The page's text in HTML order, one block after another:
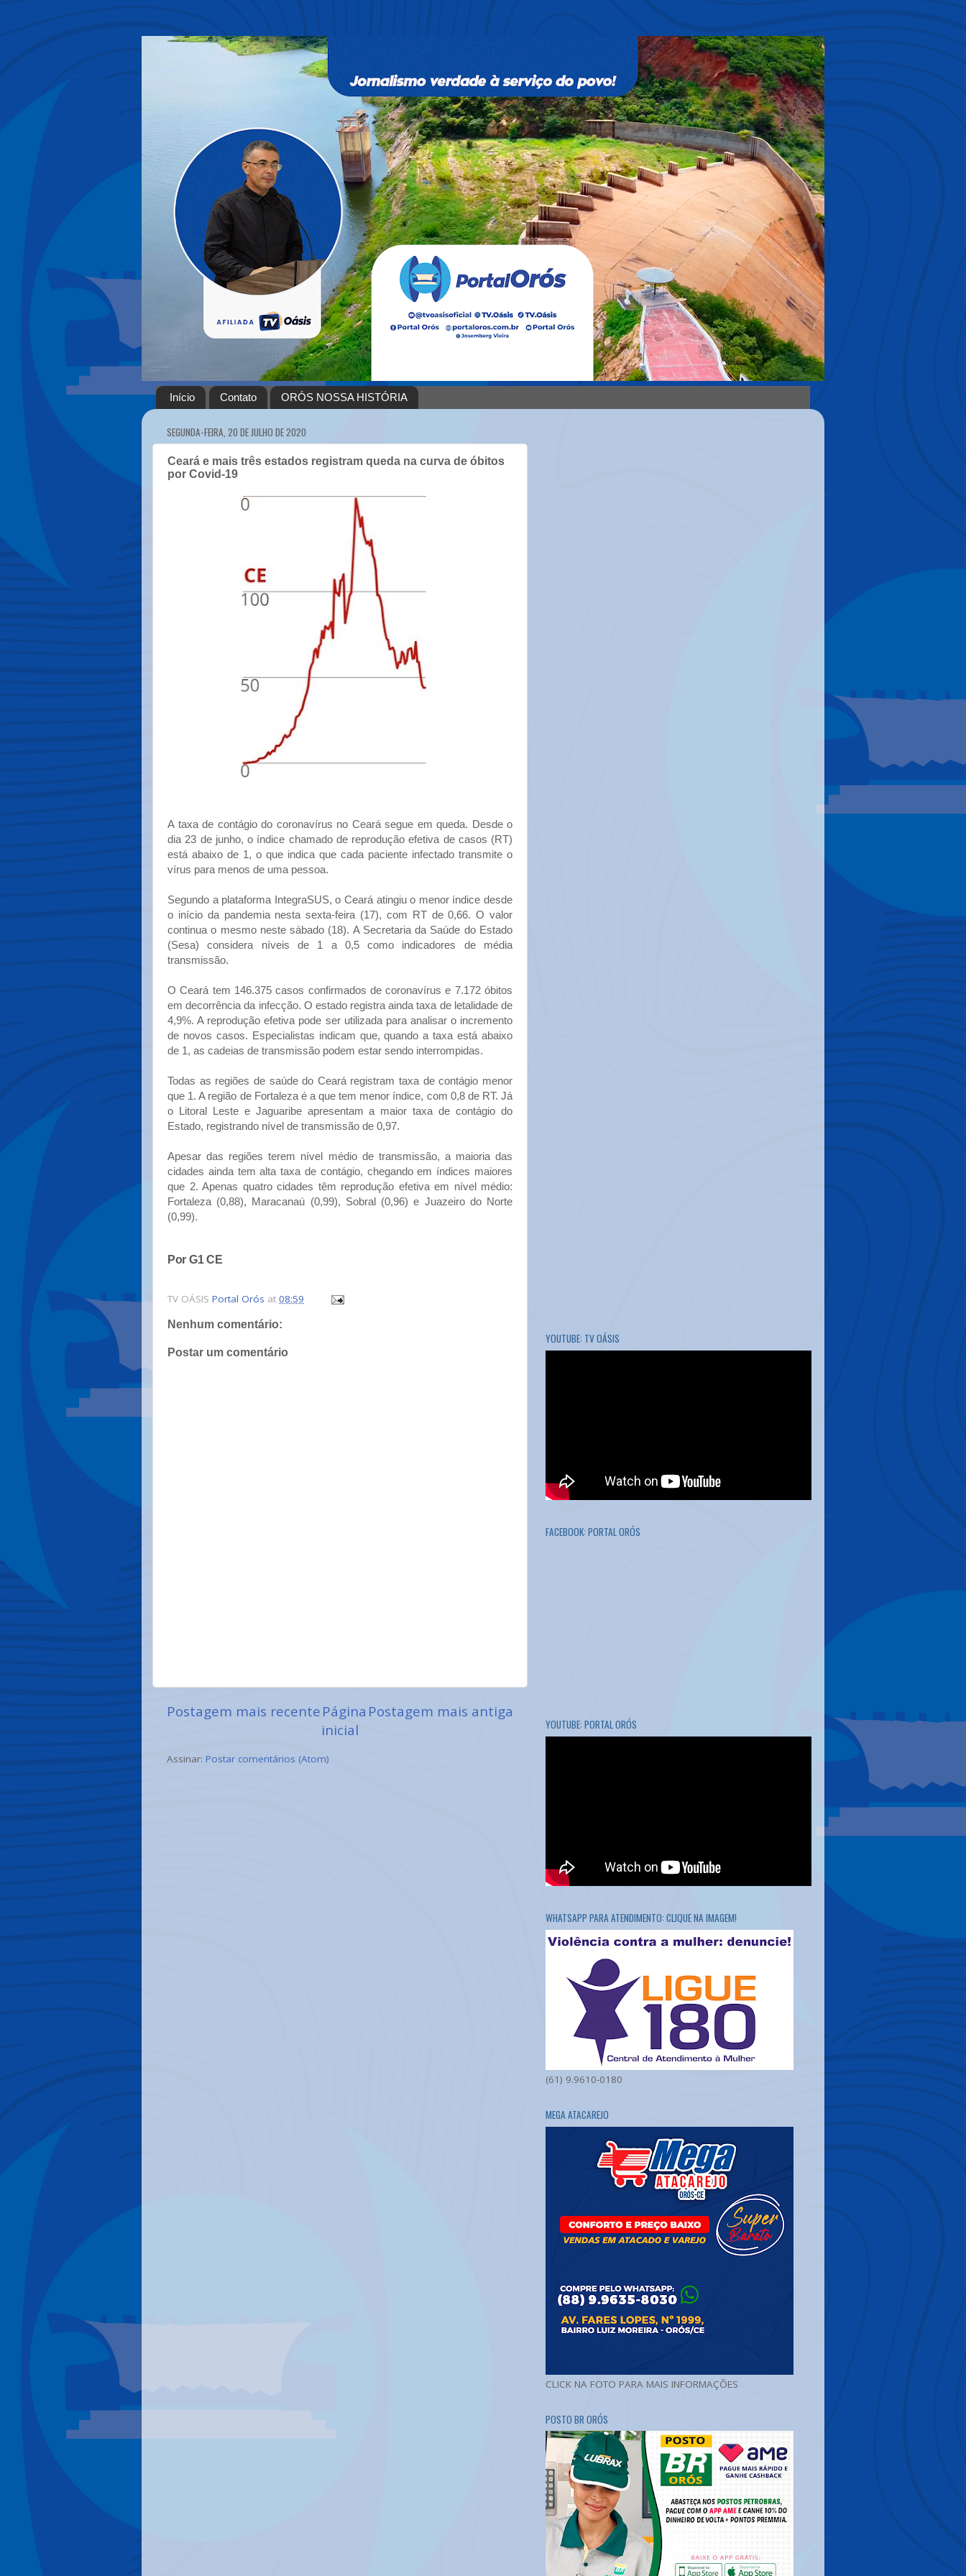
Início Contato ORÓS NOSSA HISTÓRIA
SEGUNDA-FEIRA, 20 DE JULHO DE 2020
Ceará e mais três estados registram queda na curva de óbitos
por Covid-19
A taxa de contágio do coronavírus no Ceará segue em queda. Desde o
dia 23 de junho, o índice chamado de reprodução efetiva de casos (RT)
está abaixo de 1, o que indica que cada paciente infectado transmite o
vírus para menos de uma pessoa.
Segundo a plataforma IntegraSUS, o Ceará atingiu o menor índice desde
o início da pandemia nesta sexta-feira (17), com RT de 0,66. O valor
continua o mesmo neste sábado (18). A Secretaria da Saúde do Estado
(Sesa) considera níveis de 1 a 0,5 como indicadores de média
transmissão.
O Ceará tem 146.375 casos confirmados de coronavírus e 7.172 óbitos
em decorrência da infecção. O estado registra ainda taxa de letalidade de
4,9%. A reprodução efetiva pode ser utilizada para analisar o incremento
de novos casos. Especialistas indicam que, quando a taxa está abaixo
de 1, as cadeias de transmissão podem estar sendo interrompidas.
Todas as regiões de saúde do Ceará registram taxa de contágio menor
que 1. A região de Fortaleza é a que tem menor índice, com 0,8 de RT. Já
o Litoral Leste e Jaguaribe apresentam a maior taxa de contágio do
Estado, registrando nível de transmissão de 0,97.
Apesar das regiões terem nível médio de transmissão, a maioria das
cidades ainda tem alta taxa de contágio, chegando em índices maiores
que 2. Apenas quatro cidades têm reprodução efetiva em nível médio:
Fortaleza (0,88), Maracanaú (0,99), Sobral (0,96) e Juazeiro do Norte
(0,99).
Por G1 CE
TV OÁSIS Portal Orós at 08:59
Nenhum comentário:
Postar um comentário
Postagem mais recente Postagem mais antiga
Página
inicial
Assinar: Postar comentários (Atom)
YOUTUBE: TV OÁSIS
FACEBOOK: PORTAL ORÓS
YOUTUBE: PORTAL ORÓS
WHATSAPP PARA ATENDIMENTO: CLIQUE NA IMAGEM!
(61) 9.9610-0180
MEGA ATACAREJO
CLICK NA FOTO PARA MAIS INFORMAÇÕES
POSTO BR ORÓS